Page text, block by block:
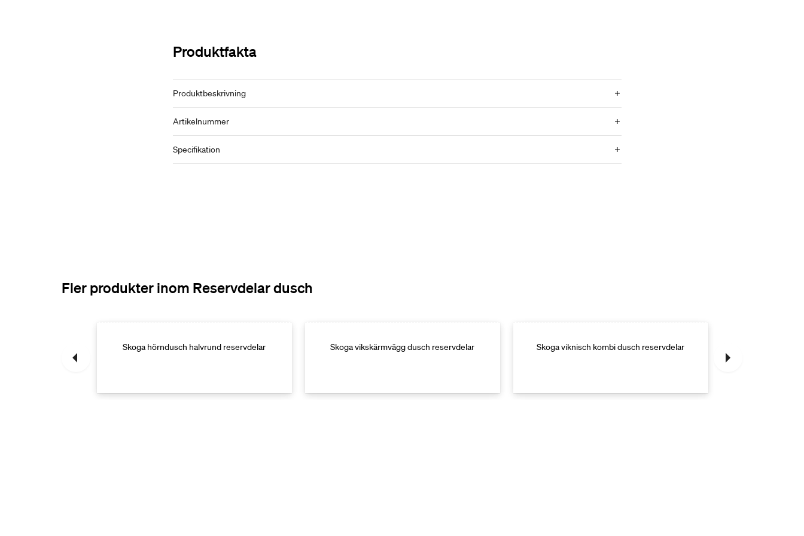
Produktfakta
Produktbeskrivning
Artikelnummer
Specifikation
Fler produkter inom Reservdelar dusch
Skoga hörndusch halvrund reservdelar Skoga vikskärmvägg dusch reservdelar Skoga viknisch kombi dusch reservdelar